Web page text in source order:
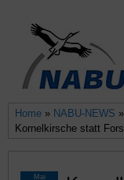
Home » NABU-NEWS »
Kornelkirsche statt
Mai